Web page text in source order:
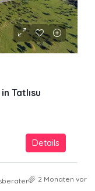
Tatlısu
Details
2 Monaten vor